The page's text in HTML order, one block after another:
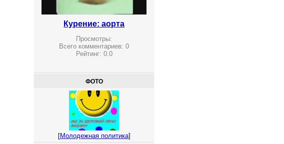
Курение: аорта
Просмотры:
Всего комментариев:0
Рейтинг: 0.0
ФОТО
[Молодежная политика]